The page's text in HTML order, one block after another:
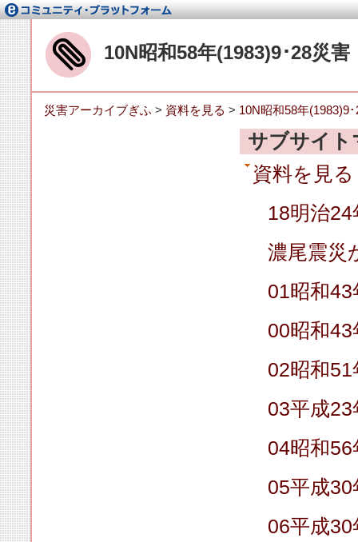
10N昭和58年(1983)9･28災害
災害アーカイブぎふ > 資料を見る > 10N昭和58年(1983)9
サブサイト
資料を見る
18明治
濃尾震災
01昭和
00昭和
02昭和
03平成
04昭和
05平成
06平成